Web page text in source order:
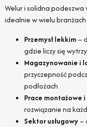
Welur i solidna
idealnie w wielu
Przemysł lekkim–
gdzie liczy się
Magazynowanie i
przyczepność
podłożach
Prace montażowe
rozwiązanie na
Sektor usługowy–